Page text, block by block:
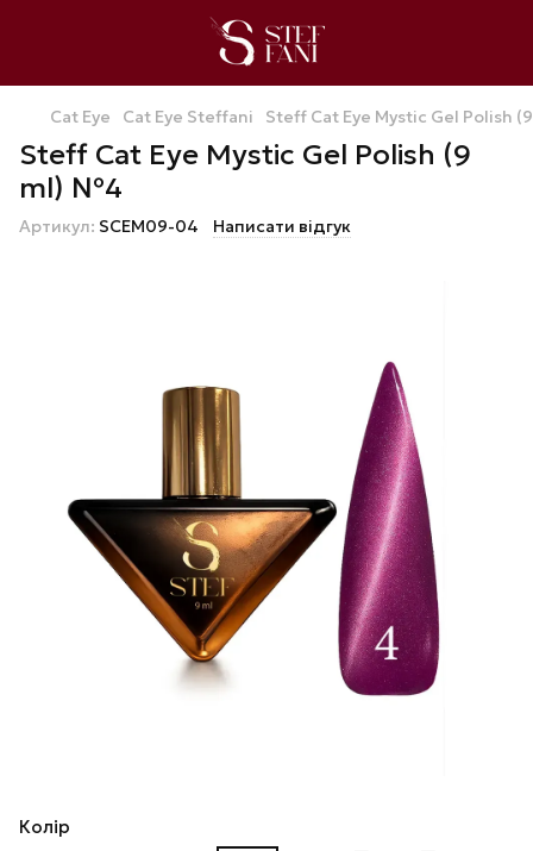
Cat Eye Cat Eye Steffani Steff Cat Eye Mystic Gel Polish
Steff Cat Eye Mystic Gel Polish (9
ml) №4
Артикул: SCEM09-04 Написати відгук
Колір